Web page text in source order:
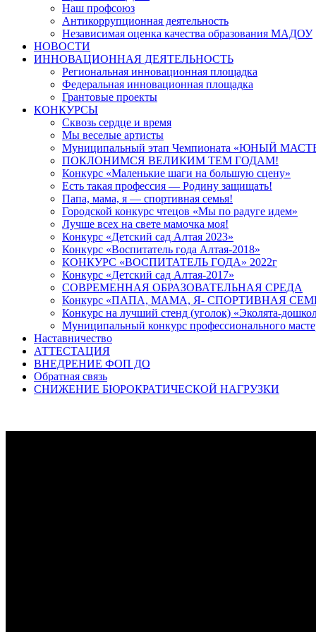
Наш профсоюз
Антикоррупционная деятельность
Независимая оценка качества образования МАДОУ
НОВОСТИ
ИННОВАЦИОННАЯ ДЕЯТЕЛЬНОСТЬ
Региональная инновационная площадка
Федеральная инновационная площадка
Грантовые проекты
КОНКУРСЫ
Сквозь сердце и время
Мы веселые артисты
Муниципальный этап Чемпионата «ЮНЫЙ
ПОКЛОНИМСЯ ВЕЛИКИМ ТЕМ ГОДАМ!
Конкурс «Маленькие шаги на большую сцену»
Есть такая профессия — Родину защищать!
Папа, мама, я — спортивная семья!
Городской конкурс чтецов «Мы по радуге идем»
Лучше всех на свете мамочка моя!
Конкурс «Детский сад Алтая 2023»
Конкурс «Воспитатель года Алтая-2018»
КОНКУРС «ВОСПИТАТЕЛЬ ГОДА» 2022г
Конкурс «Детский сад Алтая-2017»
СОВРЕМЕННАЯ ОБРАЗОВАТЕЛЬНАЯ СРЕДА
Конкурс «ПАПА, МАМА, Я- СПОРТИВНАЯ
Конкурс на лучший стенд (уголок) «Эколята-
Муниципальный конкурс профессионального
Наставничество
АТТЕСТАЦИЯ
ВНЕДРЕНИЕ ФОП ДО
Обратная связь
СНИЖЕНИЕ БЮРОКРАТИЧЕСКОЙ НАГРУЗКИ